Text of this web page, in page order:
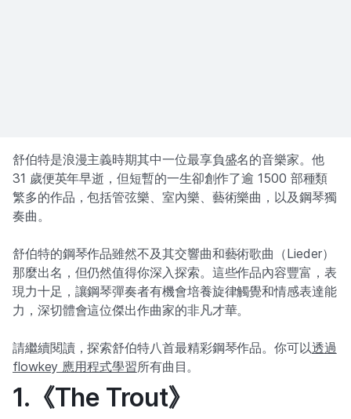
舒伯特是浪漫主義時期其中一位最享負盛名的音樂家。他
31 歲便英年早逝，但短暫的一生卻創作了逾 1500 部種類
繁多的作品，包括管弦樂、室內樂、藝術樂曲，以及鋼琴獨
奏曲。
舒伯特的鋼琴作品雖然不及其交響曲和藝術歌曲（Lieder）
那麼出名，但仍然值得你深入探索。這些作品內容豐富，表
現力十足，讓鋼琴彈奏者有機會培養旋律觸覺和情感表達能
力，深切體會這位傑出作曲家的非凡才華。
請繼續閱讀，探索舒伯特八首最精彩鋼琴作品。你可以透過
flowkey 應用程式學習所有曲目。
1.《The Trout》